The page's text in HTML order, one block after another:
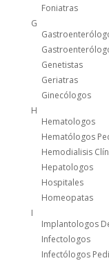
Foniatras
G
Genetistas
Geriatras
Ginecólogos
H
Hematologos
Hematólogos
Hemodialisis
Hepatologos
Hospitales
Homeopatas
I
Implantologos
Infectologos
Infectólogos